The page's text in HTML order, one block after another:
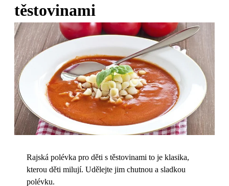
těstovinami
Rajská polévka pro děti s těstovinami to je klasika,
kterou děti milují. Udělejte jim chutnou a sladkou
polévku.